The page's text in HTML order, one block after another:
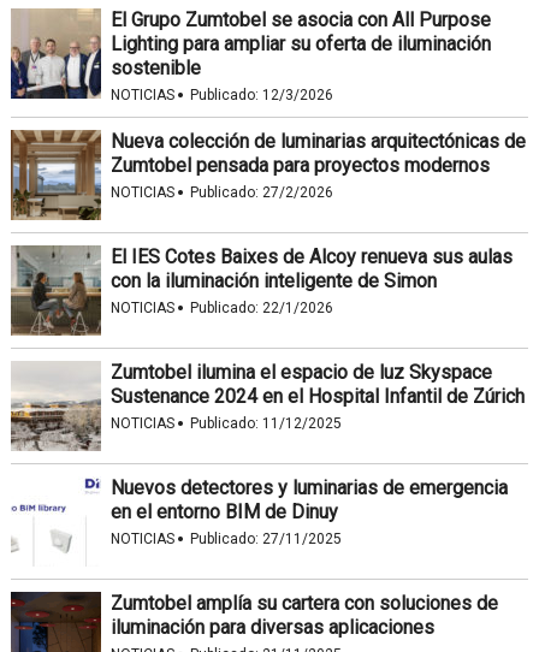
El Grupo Zumtobel se asocia con All Purpose
Lighting para ampliar su oferta de iluminación
sostenible
NOTICIAS · Publicado: 12/3/2026
Nueva colección de luminarias arquitectónicas de
Zumtobel pensada para proyectos modernos
NOTICIAS · Publicado: 27/2/2026
El IES Cotes Baixes de Alcoy renueva sus aulas
con la iluminación inteligente de Simon
NOTICIAS · Publicado: 22/1/2026
Zumtobel ilumina el espacio de luz Skyspace
Sustenance 2024 en el Hospital Infantil de Zúrich
NOTICIAS · Publicado: 11/12/2025
Nuevos detectores y luminarias de emergencia
en el entorno BIM de Dinuy
NOTICIAS · Publicado: 27/11/2025
Zumtobel amplía su cartera con soluciones de
iluminación para diversas aplicaciones